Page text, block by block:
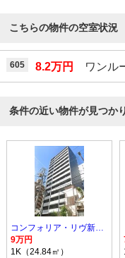
こちらの物件の空室状況
605 8.2万円 ワンル
条件の近い物件が見つか
コンフォリア・リヴ新大阪WEST
9万円
1K（24.84㎡）